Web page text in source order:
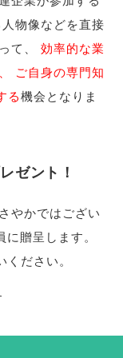
物像などを直接
て
効率的な業
ご自身の専門知
る機会となりま
ゼント！
やかではござい
に贈呈します。
ください。